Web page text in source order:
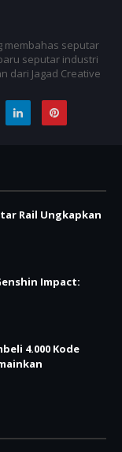
membahas seputar
seputar industri
dari Jagad Creative
Rail Ungkapkan
Impact:
4.000 Kode